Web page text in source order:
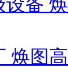
设备
焕图